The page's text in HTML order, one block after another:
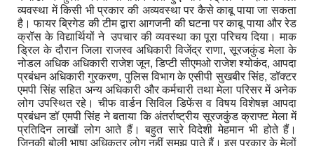
व्यवस्था में किसी भी प्रकार की अव्यवस्था पर कैसे काबू पाया जा सकता
है। फायर ब्रिगेड की टीम द्वारा आगजनी की घटना पर काबू पाया और रेड
क्रॉस के विद्यार्थियों ने उपचार की व्यवस्था का पूरा परिचय दिया। माक
ड्रिल के दौरान जिला राजस्व अधिकारी विजेंद्र राणा,सूरजकुंड मेला के
नोडल अधिक अधिकारी राजेश जून,डिप्टी सीएमओ राजेश श्योकंद, आपदा
प्रबंधन अधिकारी गुरकरण,पुलिस विभाग के एसीपी सुखबीर सिंह,डॉक्टर
एमपी सिंह सहित अन्य अधिकारी और कर्मचारी तथा मेला परिसर में अनेक
लोग उपस्थित रहे। चीफ वार्डन सिविल डिफेंस व विषय विशेषज्ञ आपदा
प्रबंधन डॉ एमपी सिंह ने बताया कि अंतर्राष्ट्रीय सूरजकुंड क्राफ्ट मेला में
प्रतिदिन लाखों लोग आते हैं। बहुत सारे विदेशी मेहमान भी होते हैं।
जिनकी बोली भाषा अधिकतर लोग नहीं समझ पाते हैं। इस प्रकार के मेलों